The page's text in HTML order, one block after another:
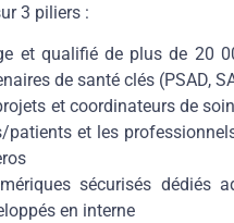
3 piliers :
et qualifiéde plus de 20
de santé clés (PSAD,
et coordinateurs de
patients et les
sécurisés dédiés
en interne